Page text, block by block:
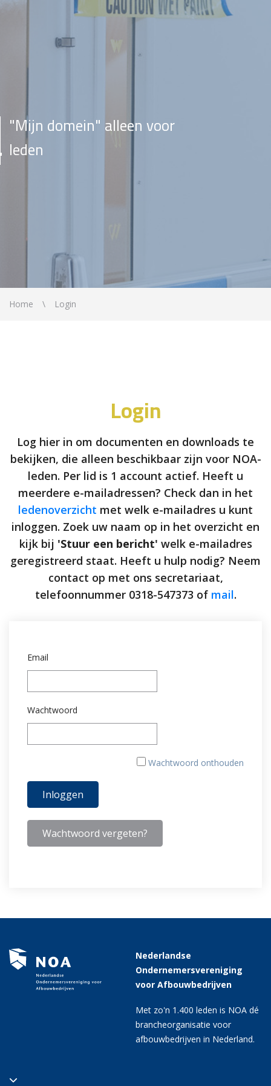
"Mijn domein" alleen voor
leden
Home Login
Login
Log hier in om documenten en downloads te
bekijken, die alleen beschikbaar zijn voor NOA-
leden. Per lid is 1 account actief. Heeft u
meerdere e-mailadressen? Check dan in het
ledenoverzicht met welk e-mailadres u kunt
inloggen. Zoek uw naam op in het overzicht en
kijk bij 'Stuur een bericht' welk e-mailadres
geregistreerd staat. Heeft u hulp nodig? Neem
contact op met ons secretariaat,
telefoonnummer 0318-547373 of mail.
Email
Wachtwoord
Wachtwoord onthouden
Wachtwoord vergeten?
Nederlandse
Ondernemersvereniging
voor Afbouwbedrijven
Met zo'n 1.400 leden is NOA dé
brancheorganisatie voor
afbouwbedrijven in Nederland.